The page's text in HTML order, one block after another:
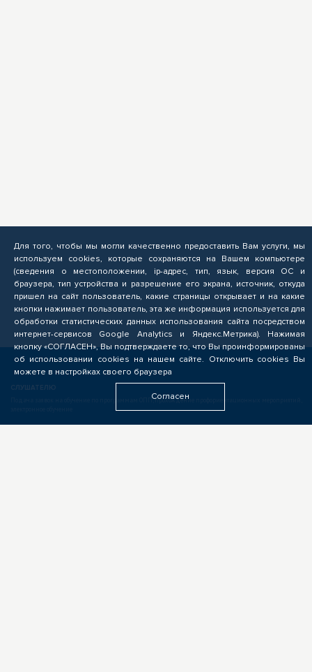
СЛУШАТЕЛЮ
Подача заявок на обучение по программам ОПП, прохождение профориентационных мероприятий,
Для того, чтобы мы могли качественно предоставить Вам услуги, мы
используем cookies, которые сохраняются на Вашем компьютере
(сведения о местоположении, ip-адрес, тип, язык, версия ОС и
браузера, тип устройства и разрешение его экрана, источник, откуда
пришел на сайт пользователь, какие страницы открывает и на какие
кнопки нажимает пользователь, эта же информация используется для
обработки статистических данных использования сайта посредством
интернет-сервисов Google Analytics и Яндекс.Метрика). Нажимая
кнопку «СОГЛАСЕН», Вы подтверждаете то, что Вы проинформированы
об использовании cookies на нашем сайте. Отключить cookies Вы
можете в настройках своего браузера
Согласен